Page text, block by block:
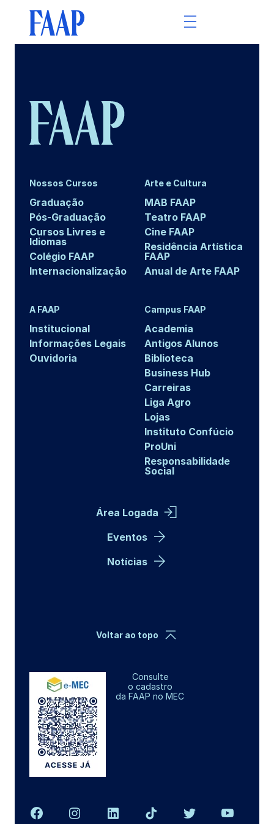
Nossos Cursos
Graduação
Pós-Graduação
Cursos Livres e
Idiomas
Colégio FAAP
Internacionalização
Arte e Cultura
MAB FAAP
Teatro FAAP
Cine FAAP
Residência Artística
FAAP
Anual de Arte FAAP
A FAAP
Institucional
Informações Legais
Ouvidoria
Campus FAAP
Academia
Antigos Alunos
Biblioteca
Business Hub
Carreiras
Liga Agro
Lojas
Instituto Confúcio
ProUni
Responsabilidade
Social
Área Logada
Eventos
Notícias
Consulte
o cadastro
da FAAP no MEC
Voltar ao topo